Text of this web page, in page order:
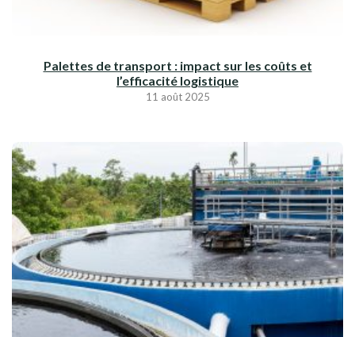
Palettes de transport : impact sur les coûts et
l’efficacité logistique
11 août 2025